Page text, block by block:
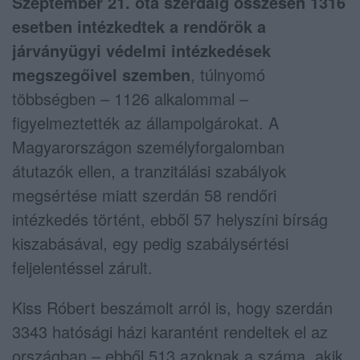
esetben intézkedtek a rendőrök a
járványügyi védelmi intézkedések
megszegőivel szemben, túlnyomó
többségben – 1126 alkalommal –
figyelmeztették az állampolgárokat. A
Magyarországon személyforgalomban
átutazók ellen, a tranzitálási szabályok
megsértése miatt szerdán 58 rendőri
intézkedés történt, ebből 57 helyszíni bírság
kiszabásával, egy pedig szabálysértési
feljelentéssel zárult.
Kiss Róbert beszámolt arról is, hogy szerdán
3343 hatósági házi karantént rendeltek el az